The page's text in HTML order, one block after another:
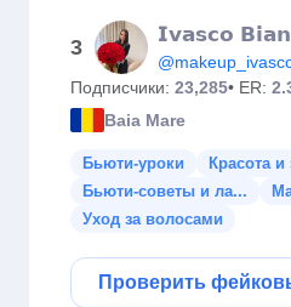
3
Подписчики: 23,285• ER:
Baia Mare
Бьюти-уроки
Красота
Бьюти-советы и ла...
Уход за волосами
Проверить